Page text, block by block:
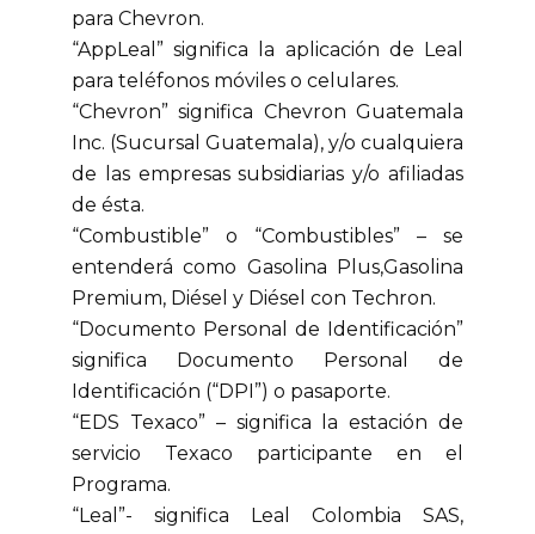
para Chevron.
“AppLeal” significa la aplicación de Leal
para teléfonos móviles o celulares.
“Chevron” significa Chevron Guatemala
Inc. (Sucursal Guatemala), y/o cualquiera
de las empresas subsidiarias y/o afiliadas
de ésta.
“Combustible” o “Combustibles” – se
entenderá como Gasolina Plus,Gasolina
Premium, Diésel y Diésel con Techron.
“Documento Personal de Identificación”
significa Documento Personal de
Identificación (“DPI”) o pasaporte.
“EDS Texaco” – significa la estación de
servicio Texaco participante en el
Programa.
“Leal”- significa Leal Colombia SAS,